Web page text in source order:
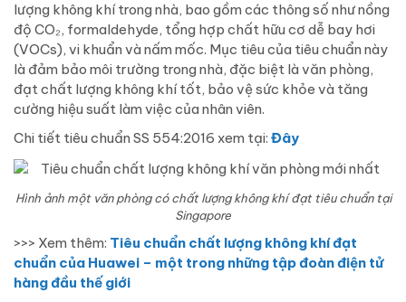
lượng không khí trong nhà, bao gồm các thông số như nồng
độ CO₂, formaldehyde, tổng hợp chất hữu cơ dễ bay hơi
(VOCs), vi khuẩn và nấm mốc. Mục tiêu của tiêu chuẩn này
là đảm bảo môi trường trong nhà, đặc biệt là văn phòng,
đạt chất lượng không khí tốt, bảo vệ sức khỏe và tăng
cường hiệu suất làm việc của nhân viên.
Chi tiết tiêu chuẩn SS 554:2016 xem tại: Đây
Hình ảnh một văn phòng có chất lượng không khí đạt tiêu chuẩn tại
Singapore
>>> Xem thêm: Tiêu chuẩn chất lượng không khí đạt
chuẩn của Huawei – một trong những tập đoàn điện tử
hàng đầu thế giới